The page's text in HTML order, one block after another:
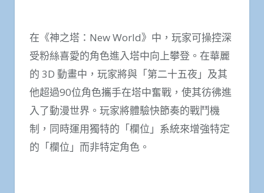
在《神之塔：New World》中，玩家可操控深
受粉絲喜愛的角色進入塔中向上攀登。在華麗
的 3D 動畫中，玩家將與「第二十五夜」及其
他超過90位角色攜手在塔中奮戰，使其彷彿進
入了動漫世界。玩家將體驗快節奏的戰鬥機
制，同時運用獨特的「欄位」系統來增強特定
的「欄位」而非特定角色。